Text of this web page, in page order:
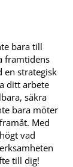
bara till
framtidens
en strategisk
ditt arbete
säkra
bara möter
Med
vad
till dig!